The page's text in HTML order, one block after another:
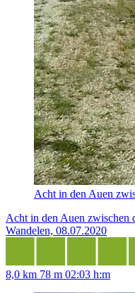
Acht in den Auen
Acht in den Auen zwischen
Wandelen, 08.07.2020
8,0 km 78 m 02:03 h:m